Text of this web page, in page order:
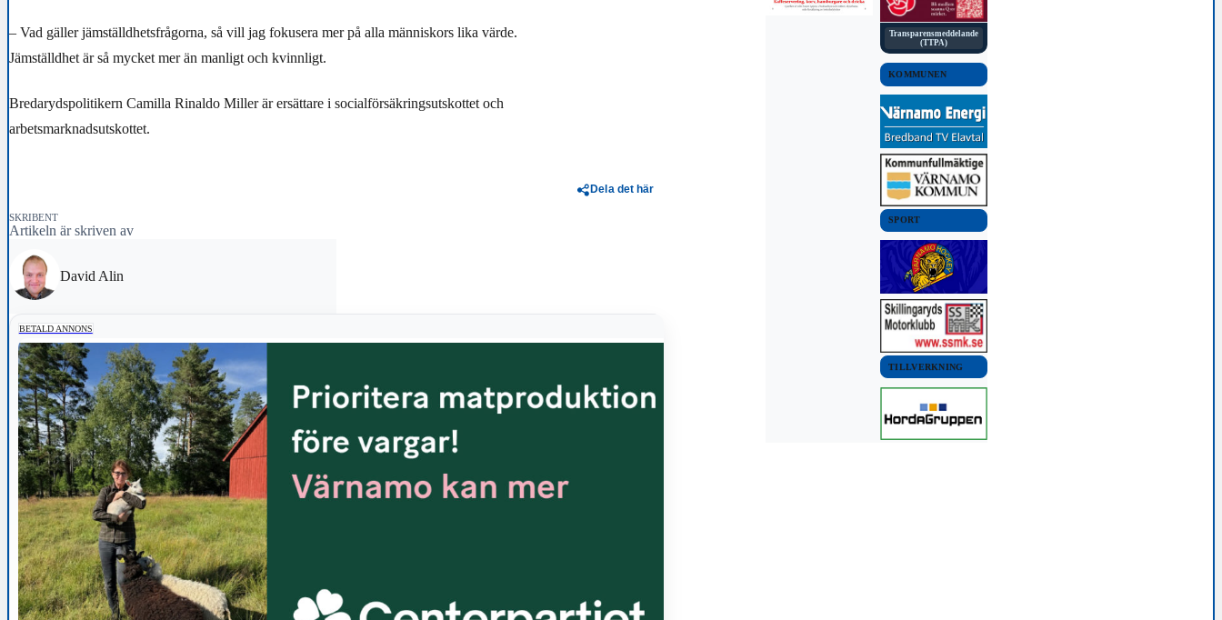
– Vad gäller jämställdhetsfrågorna, så vill jag fokusera mer på alla människors lika värde.
Jämställdhet är så mycket mer än manligt och kvinnligt.
Bredarydspolitikern Camilla Rinaldo Miller är ersättare i socialförsäkringsutskottet och
arbetsmarknadsutskottet.
Dela det här
SKRIBENT
Artikeln är skriven av
David Alin
BETALD ANNONS
Transparensmeddelande
(TTPA)
KOMMUNEN
SPORT
TILLVERKNING